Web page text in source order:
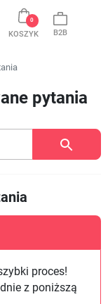
KOSZYK
0
B2B
pytania
proces!
z poniższą